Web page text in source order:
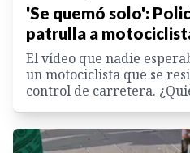
'Se quemó solo':
patrulla a
El vídeo que nadie
un motociclista que se
control de carretera.